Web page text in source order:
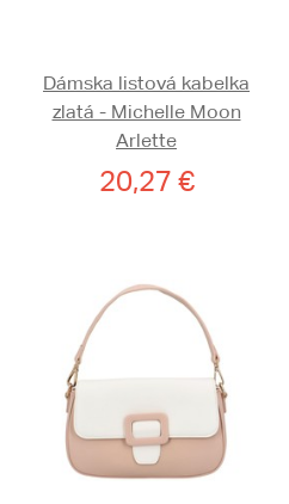
Dámska listová kabelka
zlatá - Michelle Moon
Arlette
20,27 €